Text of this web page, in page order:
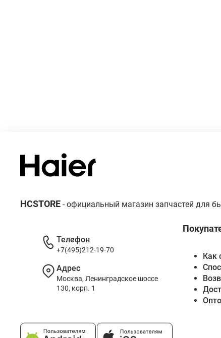
HCSTORE - официальный магазин запчастей для
Как
Телефон
+7(495)212-19-70
Адрес
Москва, Ленинградское шоссе
130, корп. 1